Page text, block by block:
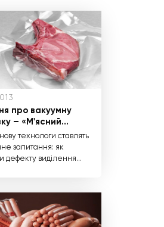
про вакуумну
– «М'ясний
січень 2014
технологи ставлять
запитання: як
дефекту виділення
Що можна сказати з
питання,
з сьогоднішніх реалій?